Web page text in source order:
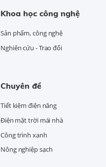
Khoa học công nghệ
Sản phẩm, công nghệ
Nghiên cứu - Trao đổi
Chuyên đề
Tiết kiệm điện năng
Điện mặt trời mái nhà
Công trình xanh
Nông nghiệp sạch